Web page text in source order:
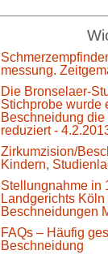
messung.
Die Bronselaer-
Stichprobe wurde
Beschneidung
reduziert -
Zirkumzision/
Kindern,
Stellungnahme in
Landgerichts
Beschneidungen
FAQs – Häufig
Beschneidung